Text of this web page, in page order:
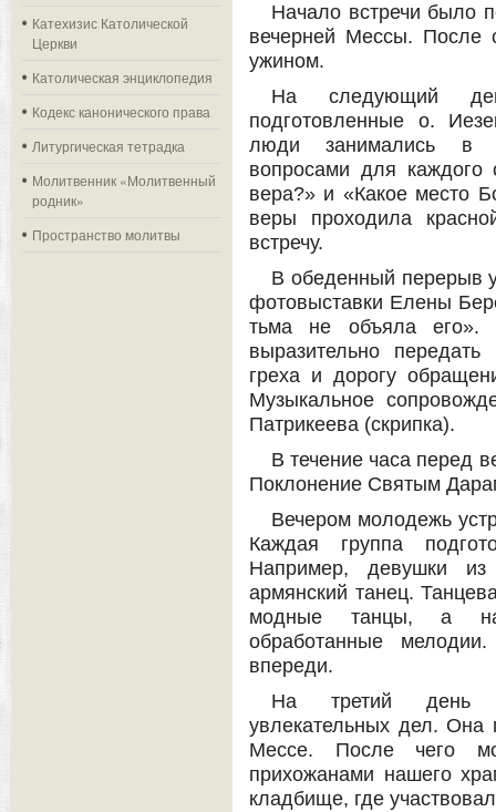
Катехизис Католической
Церкви
Католическая энциклопедия
Кодекс канонического права
Литургическая тетрадка
Молитвенник «Молитвенный
родник»
Пространство молитвы
Начало встречи было
вечерней Мессы. После
ужином.
На следующий
подготовленные о.
люди занимались в
вопросами для каждого
вера?» и «Какое место
веры проходила
встречу.
В обеденный перерыв
фотовыставки Елены
тьма не объяла его».
выразительно
греха и дорогу
Музыкальное
Патрикеева (скрипка).
В течение часа перед
Поклонение Святым
Вечером молодежь
Каждая группа
Например, девушки из
армянский танец.
модные танцы, а
обработанные
впереди.
На третий день
увлекательных дел. Она
Мессе. После чего
прихожанами нашего
кладбище, где